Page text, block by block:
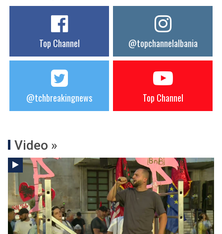
Top Channel @topchannelalbania
@tchbreakingnews Top Channel
Video »